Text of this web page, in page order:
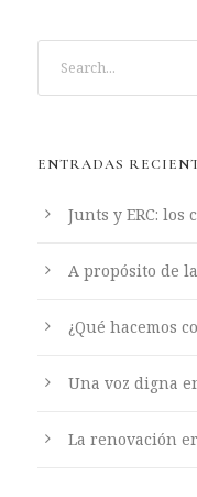
ENTRADAS
Junts y ERC: los
A propósito de
¿Qué hacemos
Una voz digna
La renovación